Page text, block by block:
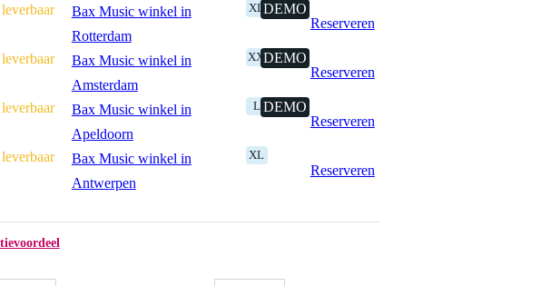
Bax Music winkel in
Rotterdam
XLDEMO
Reserveren
Bax Music winkel in
Amsterdam
XXLDEMO
Reserveren
Bax Music winkel in
Apeldoorn
L DEMO
Reserveren
Bax Music winkel in
Antwerpen
XL
Reserveren